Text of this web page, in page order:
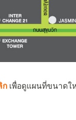
ก เพื่อดูแผนที่ขนาดใ